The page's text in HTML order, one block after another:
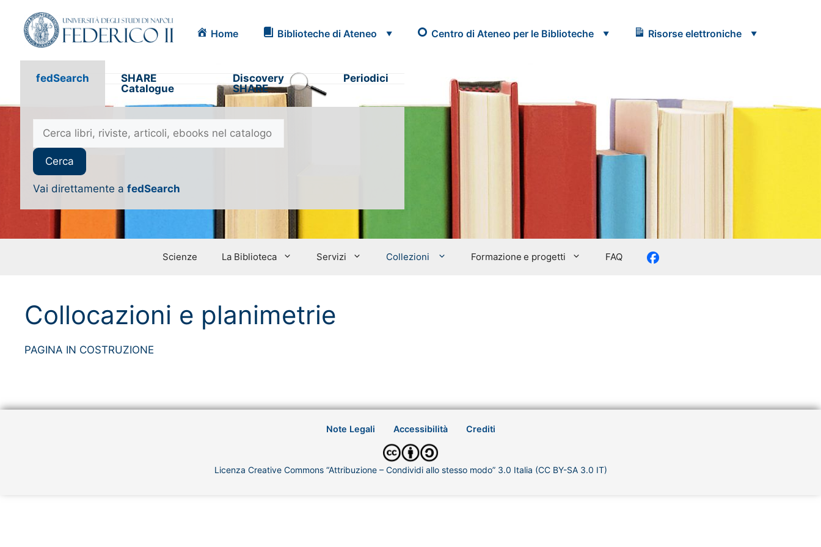
Home Biblioteche di Ateneo Centro di Ateneo per le Biblioteche Risorse elettroniche
fedSearch
SHARE
Catalogue
Discovery
SHARE
Periodici
Vai direttamente a fedSearch
Scienze La Biblioteca Servizi Collezioni Formazione e progetti FAQ Facebook
Collocazioni e planimetrie
PAGINA IN COSTRUZIONE
Note Legali Accessibilità Crediti
Licenza Creative Commons “Attribuzione – Condividi allo stesso modo” 3.0 Italia (CC BY-SA 3.0 IT)